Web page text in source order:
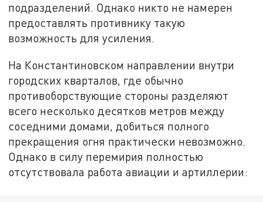
подразделений. Однако никто не намерен
предоставлять противнику такую
возможность для усиления.
На Константиновском направлении внутри
городских кварталов, где обычно
противоборствующие стороны разделяют
всего несколько десятков метров между
соседними домами, добиться полного
прекращения огня практически невозможно.
Однако в силу перемирия полностью
отсутствовала работа авиации и артиллерии: